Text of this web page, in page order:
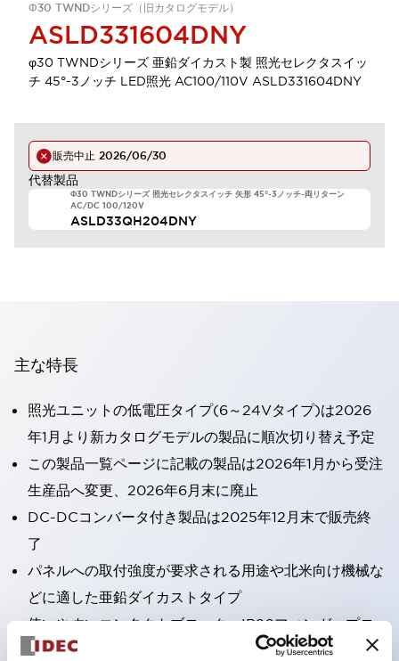
Φ30 TWNDシリーズ（旧カタログモデル）
ASLD331604DNY
φ30 TWNDシリーズ 亜鉛ダイカスト製 照光セレクタスイッ
チ 45°-3ノッチ LED照光 AC100/110V ASLD331604DNY
販売中止 2026/06/30
代替製品
Φ30 TWNDシリーズ 照光セレクタスイッチ 矢形 45°-3ノッチ-両リターン
AC/DC 100/120V
ASLD33QH204DNY
主な特長
照光ユニットの低電圧タイプ(6～24Vタイプ)は2026
年1月より新カタログモデルの製品に順次切り替え予定
この製品一覧ページに記載の製品は2026年1月から受注
生産品へ変更、2026年6月末に廃止
DC-DCコンバータ付き製品は2025年12月末で販売終
了
パネルへの取付強度が要求される用途や北米向け機械な
どに適した亜鉛ダイカストタイプ
使いやすいコンタクトブロック：IP20フィンガープロ
テクション構造、簡単取付け／取外し、ねじ脱落防止、